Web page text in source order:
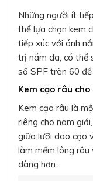
Những người ít
thể lựa chọn kem
tiếp xúc với ánh
trị nám da, có thể
số SPF trên 60
Kem cạo râu cho
Kem cạo râu là
riêng cho nam
giữa lưỡi dao cạo
làm mềm lông râu
dàng hơn.